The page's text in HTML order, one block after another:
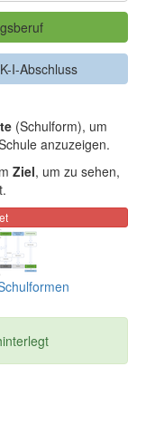
(Schulform), um
anzuzeigen.
Ziel, um zu sehen,